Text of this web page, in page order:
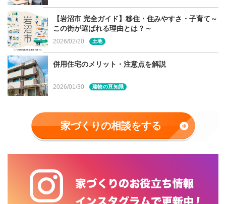
【岩沼市 完全ガイド】移住・住みやすさ・子育て～
この街が選ばれる理由とは？～
2026/02/20 土地
併用住宅のメリット・注意点を解説
2026/01/30 建物の豆知識
家づくりの相談をする